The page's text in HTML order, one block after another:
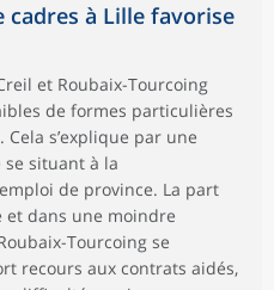
à Lille favorise
et Roubaix-Tourcoing
de formes particulières
Cela s’explique par une
situant à la
de province. La part
et dans une moindre
Tourcoing se
recours aux contrats aidés,